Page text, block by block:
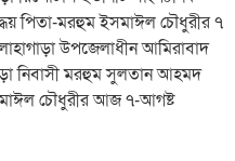
পিতা-মরহুম ইসমাঈল চৌধুরীর ৭
উপজেলাধীন আমিরাবাদ
নিবাসী মরহুম সুলতান আহমদ
চৌধুরীর আজ ৭-আগষ্ট